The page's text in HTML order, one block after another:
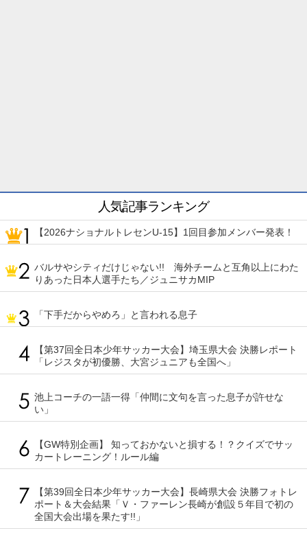
人気記事ランキング
【2026ナショナルトレセンU-15】1回目参加メンバー発表！
バルサやシティだけじゃない!! 海外チームと互角以上にわた
りあった日本人選手たち／ジュニサカMIP
「下手だからやめろ」と言われる息子
【第37回全日本少年サッカー大会】埼玉県大会 決勝レポート
「レジスタが初優勝、大宮ジュニアも全国へ」
池上コーチの一語一得「仲間に文句を言った息子が許せな
い」
【GW特別企画】 知っておかないと損する！？クイズでサッ
カートレーニング！ルール編
【第39回全日本少年サッカー大会】長崎県大会 決勝フォトレ
ポート＆大会結果「Ｖ・ファーレン長崎が創設５年目で初の
全国大会出場を果たす!!」